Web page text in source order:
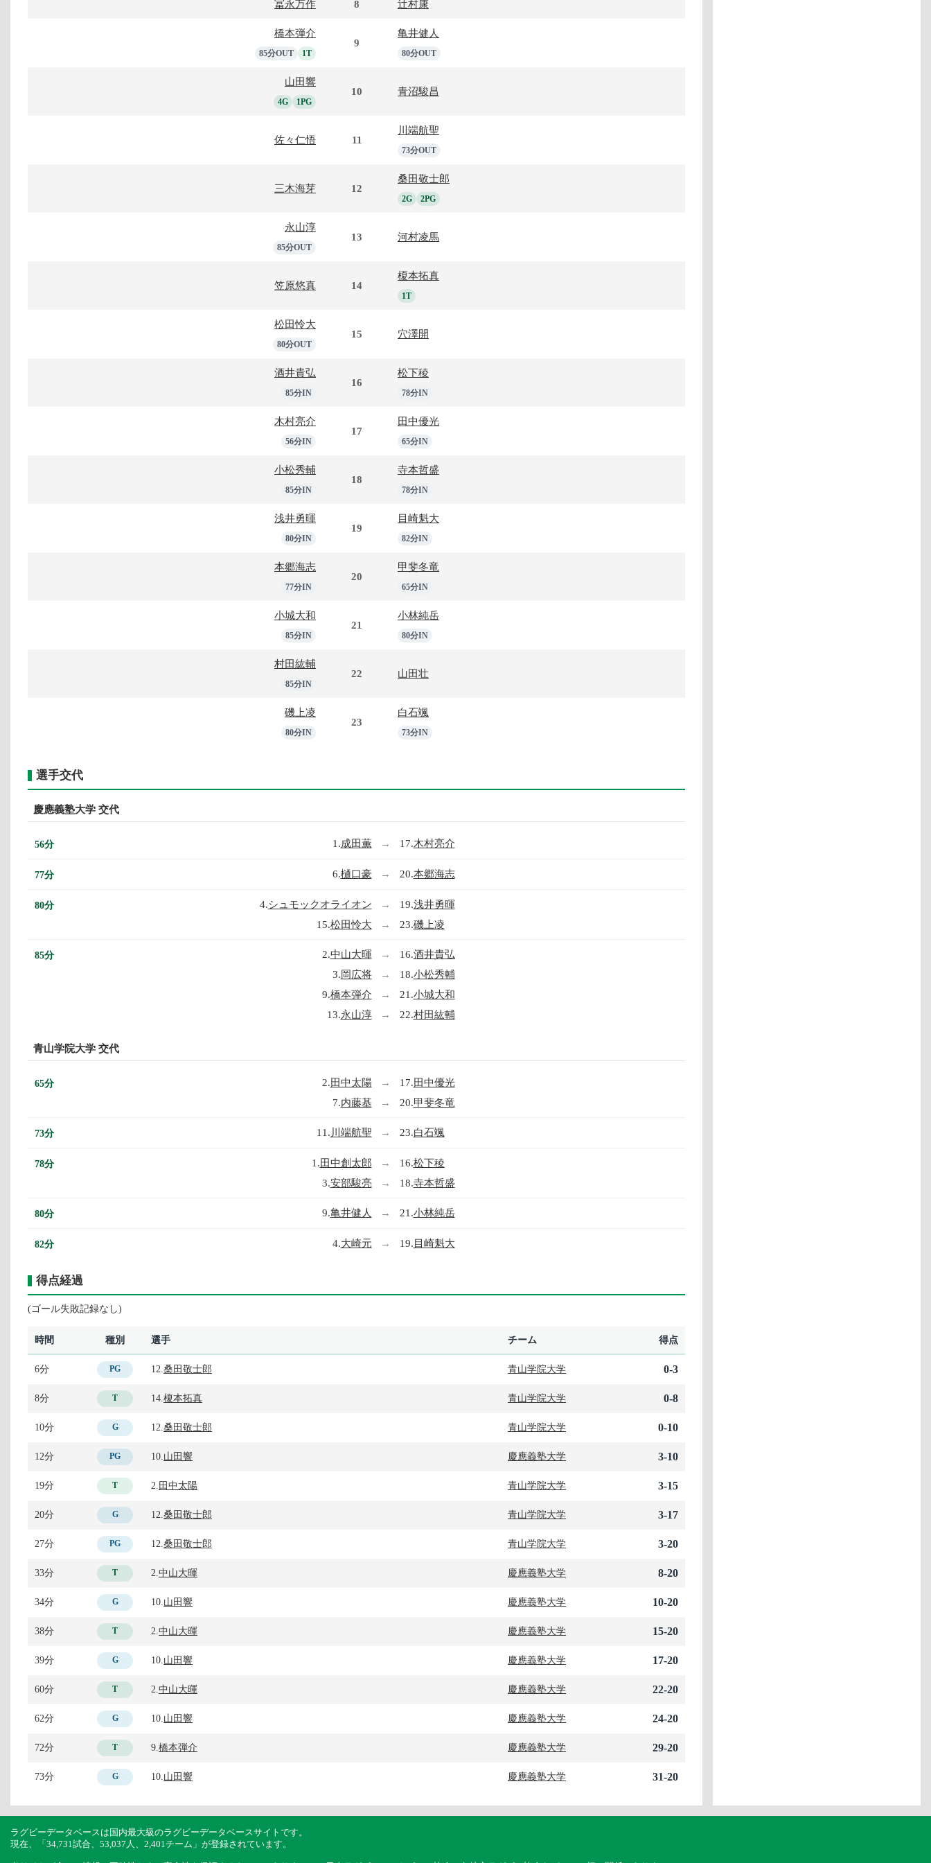
冨永万作 8 辻村康
橋本弾介
85分OUT 1T
9
亀井健人
80分OUT
山田響
4G 1PG
10 青沼駿昌
佐々仁悟 11
川端航聖
73分OUT
三木海芽 12
桑田敬士郎
2G 2PG
永山淳
85分OUT
13 河村凌馬
笠原悠真 14
榎本拓真
1T
松田怜大
80分OUT
15 穴澤開
酒井貴弘
85分IN
16
松下稜
78分IN
木村亮介
56分IN
17
田中優光
65分IN
小松秀輔
85分IN
18
寺本哲盛
78分IN
浅井勇暉
80分IN
19
目崎魁大
82分IN
本郷海志
77分IN
20
甲斐冬竜
65分IN
小城大和
85分IN
21
小林純岳
80分IN
村田紘輔
85分IN
22 山田壮
磯上凌
80分IN
23
白石颯
73分IN
選手交代
慶應義塾大学 交代
56分 1.成田薫 → 17.木村亮介
77分 6.樋口豪 → 20.本郷海志
80分 4.シュモックオライオン → 19.浅井勇暉
15.松田怜大 → 23.磯上凌
85分 2.中山大暉 → 16.酒井貴弘
3.岡広将 → 18.小松秀輔
9.橋本弾介 → 21.小城大和
13.永山淳 → 22.村田紘輔
青山学院大学 交代
65分 2.田中太陽 → 17.田中優光
7.内藤基 → 20.甲斐冬竜
73分 11. 川端航聖 → 23.白石颯
78分 1.田中創太郎 → 16.松下稜
3.安部駿亮 → 18.寺本哲盛
80分 9.亀井健人 → 21.小林純岳
82分 4.大崎元 → 19.目崎魁大
得点経過
(ゴール失敗記録なし)
時間 種別 選手 チーム 得点
6分 PG 12. 桑田敬士郎 青山学院大学 0-3
8分 T 14. 榎本拓真 青山学院大学 0-8
10分 G 12. 桑田敬士郎 青山学院大学 0-10
12分 PG 10. 山田響 慶應義塾大学 3-10
19分 T 2. 田中太陽 青山学院大学 3-15
20分 G 12. 桑田敬士郎 青山学院大学 3-17
27分 PG 12. 桑田敬士郎 青山学院大学 3-20
33分 T 2. 中山大暉 慶應義塾大学 8-20
34分 G 10. 山田響 慶應義塾大学 10-20
38分 T 2. 中山大暉 慶應義塾大学 15-20
39分 G 10. 山田響 慶應義塾大学 17-20
60分 T 2. 中山大暉 慶應義塾大学 22-20
62分 G 10. 山田響 慶應義塾大学 24-20
72分 T 9. 橋本弾介 慶應義塾大学 29-20
73分 G 10. 山田響 慶應義塾大学 31-20
ラグビーデータベースは国内最大級のラグビーデータベースサイトです。
現在、「34,731試合、53,037人、2,401チーム」が登録されています。